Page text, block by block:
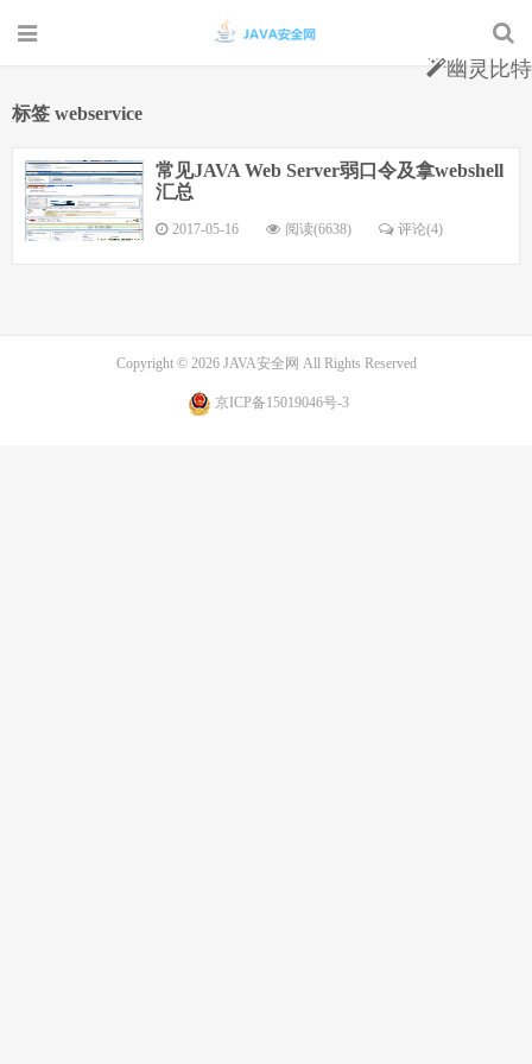
幽灵比特
标签 webservice
常见JAVA Web Server弱口令及拿webshell
汇总
2017-05-16 阅读(6638) 评论(4)
Copyright © 2026 JAVA安全网 All Rights Reserved
京ICP备15019046号-3